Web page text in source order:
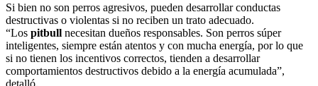
Si bien no son perros agresivos, pueden desarrollar conductas
destructivas o violentas si no reciben un trato adecuado.
“Los pitbull necesitan dueños responsables. Son perros súper
inteligentes, siempre están atentos y con mucha energía, por lo que
si no tienen los incentivos correctos, tienden a desarrollar
comportamientos destructivos debido a la energía acumulada”,
detalló.